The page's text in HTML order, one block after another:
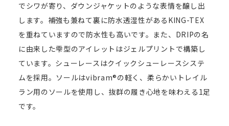
でシワが寄り、ダウンジャケットのような表情を醸し出
します。補強も兼ねて裏に防水透湿性があるKING-TEX
を重ねていますので防水性も高いです。また、DRIPの名
に由来した雫型のアイレットはジェルプリントで構築し
ています。シューレースはクイックシューレースシステ
ムを採用。ソールはvibram®の軽く、柔らかいトレイル
ラン用のソールを使用し、抜群の履き心地を味わえる1足
です。